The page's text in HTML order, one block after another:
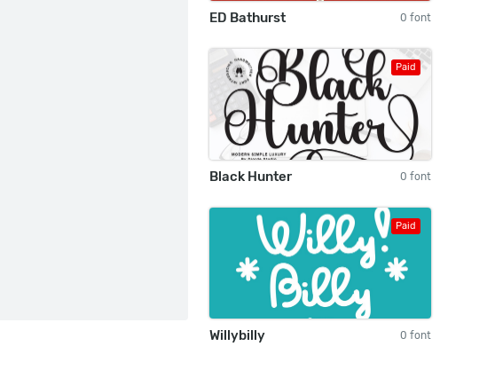
ED Bathurst 0 font
Paid
Black Hunter 0 font
Paid
Willybilly 0 font